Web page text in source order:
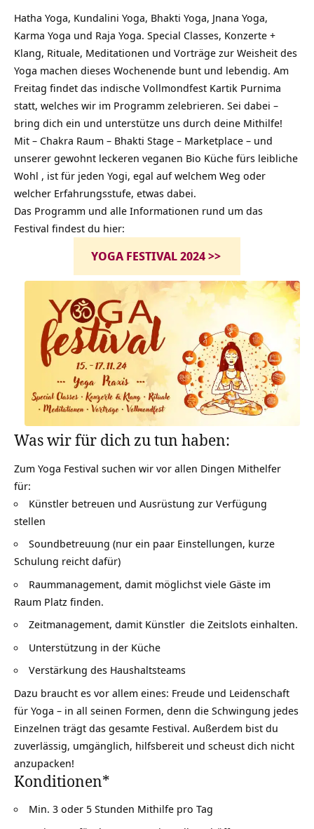
Hatha Yoga, Kundalini Yoga, Bhakti Yoga, Jnana Yoga,
Karma Yoga und Raja Yoga. Special Classes, Konzerte +
Klang, Rituale, Meditationen und Vorträge zur Weisheit des
Yoga machen dieses Wochenende bunt und lebendig. Am
Freitag findet das indische Vollmondfest Kartik Purnima
statt, welches wir im Programm zelebrieren. Sei dabei –
bring dich ein und unterstütze uns durch deine Mithilfe!
Mit – Chakra Raum – Bhakti Stage – Marketplace – und
unserer gewohnt leckeren veganen Bio Küche fürs leibliche
Wohl , ist für jeden Yogi, egal auf welchem Weg oder
welcher Erfahrungsstufe, etwas dabei.
Das Programm und alle Informationen rund um das
Festival findest du hier:
YOGA FESTIVAL 2024 >>
Was wir für dich zu tun haben:
Zum Yoga Festival suchen wir vor allen Dingen Mithelfer
für:
Künstler betreuen und Ausrüstung zur Verfügung
stellen
Soundbetreuung (nur ein paar Einstellungen, kurze
Schulung reicht dafür)
Raummanagement, damit möglichst viele Gäste im
Raum Platz finden.
Zeitmanagement, damit Künstler die Zeitslots einhalten.
Unterstützung in der Küche
Verstärkung des Haushaltsteams
Dazu braucht es vor allem eines: Freude und Leidenschaft
für Yoga – in all seinen Formen, denn die Schwingung jedes
Einzelnen trägt das gesamte Festival. Außerdem bist du
zuverlässig, umgänglich, hilfsbereit und scheust dich nicht
anzupacken!
Konditionen*
Min. 3 oder 5 Stunden Mithilfe pro Tag